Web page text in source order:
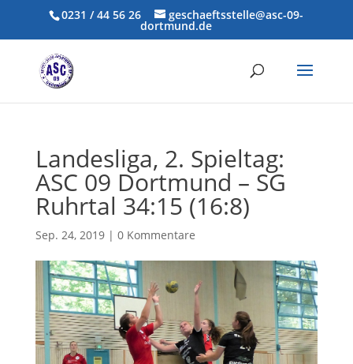
0231 / 44 56 26 geschaeftsstelle@asc-09-
dortmund.de
Landesliga, 2. Spieltag:
ASC 09 Dortmund – SG
Ruhrtal 34:15 (16:8)
Sep. 24, 2019| 0 Kommentare